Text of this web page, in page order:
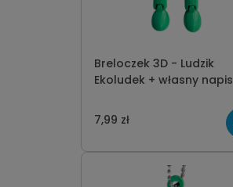
Breloczek 3D - Ludzik
Ekoludek + własny napis
7,99 zł